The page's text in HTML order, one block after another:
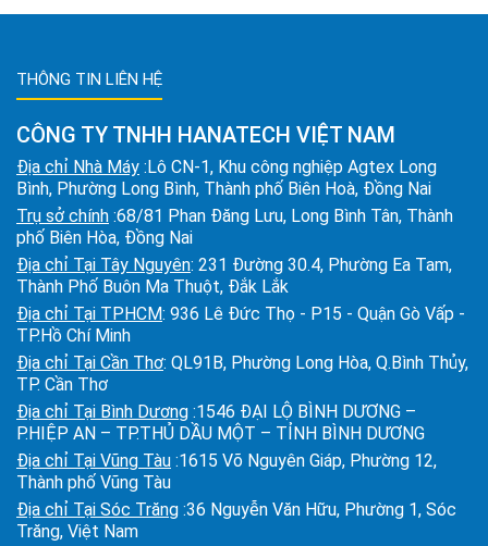
THÔNG TIN LIÊN HỆ
CÔNG TY TNHH HANATECH VIỆT NAM
Địa chỉ Nhà Máy :Lô CN-1, Khu công nghiệp Agtex Long
Bình, Phường Long Bình, Thành phố Biên Hoà, Đồng Nai
Trụ sở chính :68/81 Phan Đăng Lưu, Long Bình Tân, Thành
phố Biên Hòa, Đồng Nai
Địa chỉ Tại Tây Nguyên: 231 Đường 30.4, Phường Ea Tam,
Thành Phố Buôn Ma Thuột, Đắk Lắk
Địa chỉ Tại TPHCM: 936 Lê Đức Thọ - P15 - Quận Gò Vấp -
TP.Hồ Chí Minh
Địa chỉ Tại Cần Thơ: QL91B, Phường Long Hòa, Q.Bình Thủy,
TP. Cần Thơ
Địa chỉ Tại Bình Dương :1546 ĐẠI LỘ BÌNH DƯƠNG –
P.HIỆP AN – TP.THỦ DẦU MỘT – TỈNH BÌNH DƯƠNG
Địa chỉ Tại Vũng Tàu :1615 Võ Nguyên Giáp, Phường 12,
Thành phố Vũng Tàu
Địa chỉ Tại Sóc Trăng :36 Nguyễn Văn Hữu, Phường 1, Sóc
Trăng, Việt Nam